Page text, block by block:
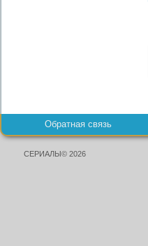
Обратная связь
СЕРИАЛЫ© 2026